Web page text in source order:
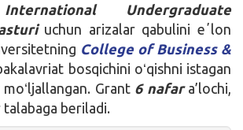
Undergraduate
uchun arizalar qabulini eʼlon
College of Business &
bosqichini oʻqishni istagan
Grant 6 nafara’lochi,
beriladi.